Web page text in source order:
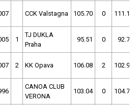
CCK Valstagna 105.70 0 111.18
1
TJ DUKLA
Praha
95.51 0 92.71
2 KK Opava 106.08 2 102.93
CANOA CLUB
VERONA
103.04 0 104.74